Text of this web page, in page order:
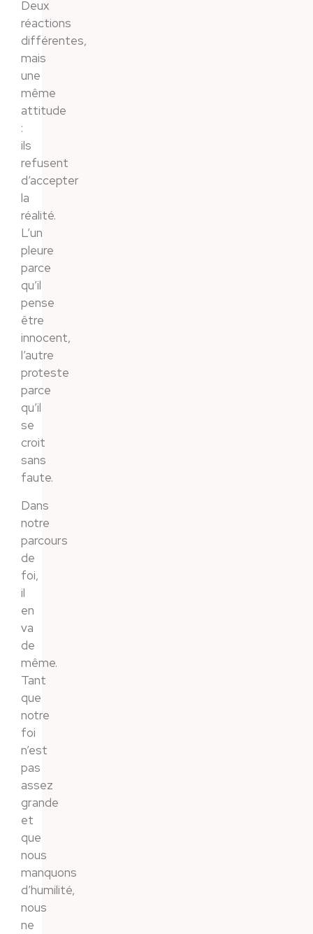
Deux
réactions
différentes,
mais
une
même
attitude
:
ils
refusent
d’accepter
la
réalité.
L’un
pleure
parce
qu’il
pense
être
innocent,
l’autre
proteste
parce
qu’il
se
croit
sans
faute.
Dans
notre
parcours
de
foi,
il
en
va
de
même.
Tant
que
notre
foi
n’est
pas
assez
grande
et
que
nous
manquons
d’humilité,
nous
ne